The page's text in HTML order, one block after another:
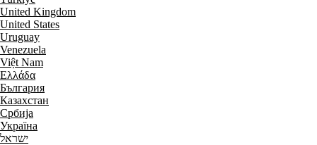
United Kingdom
United States
Uruguay
Venezuela
Việt Nam
Ελλάδα
България
Казахстан
Србија
Україна
ישראל